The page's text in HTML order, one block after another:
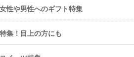
性や男性へのギフト特集
集！目上の方にも